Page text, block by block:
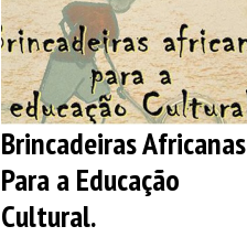
Brincadeiras Africanas
Para a Educação
Cultural.